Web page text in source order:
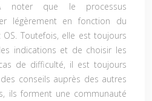
noter que le processus
légèrement en fonction du
Toutefois, elle est toujours
indications et de choisir les
de difficulté, il est toujours
conseils auprès des autres
ils forment une communauté